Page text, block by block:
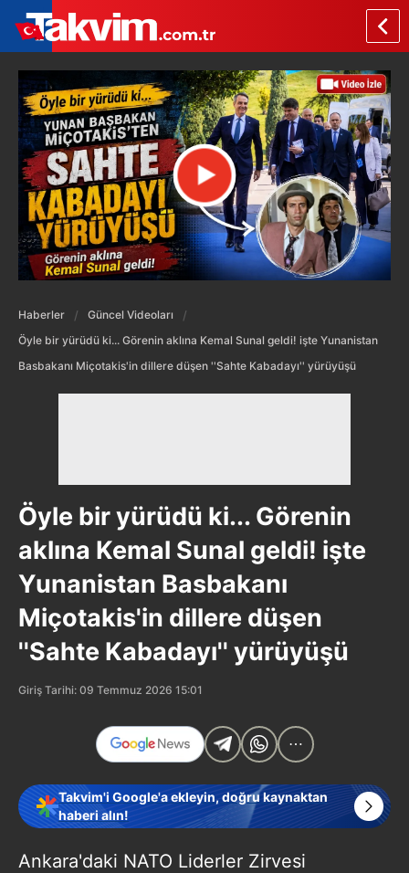
Haberler
Güncel Videoları
Öyle bir yürüdü ki... Görenin aklına Kemal Sunal geldi! işte Yunanistan
Basbakanı Miçotakis'in dillere düşen ''Sahte Kabadayı'' yürüyüşü
Öyle bir yürüdü ki... Görenin
aklına Kemal Sunal geldi! işte
Yunanistan Basbakanı
Miçotakis'in dillere düşen
''Sahte Kabadayı'' yürüyüşü
Giriş Tarihi: 09 Temmuz 2026 15:01
Takvim'i Google'a ekleyin, doğru kaynaktan
haberi alın!
Ankara'daki NATO Liderler Zirvesi